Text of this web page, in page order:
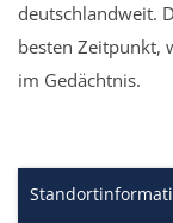
deutschlandweit.
besten Zeitpunkt,
im Gedächtnis.